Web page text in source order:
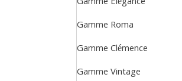
Gamme Roma
Gamme Clémence
Gamme Vintage